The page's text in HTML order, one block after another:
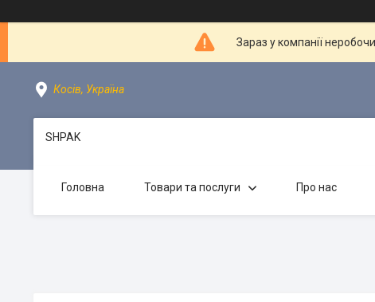
Зараз у компанії
Косів, Україна
SHPAK
Головна Товари та послуги Про нас